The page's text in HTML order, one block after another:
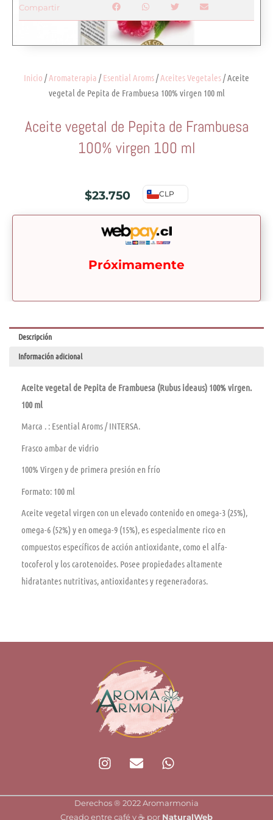
Inicio /Aromaterapia /Esential Aroms/Aceites Vegetales/ Aceite
vegetal de Pepita de Frambuesa 100% virgen 100 ml
Aceite vegetal de Pepita de Frambuesa
100% virgen 100 ml
$23.750 CLP
Próximamente
Compartir
Descripción
Información adicional
Aceite vegetal de Pepita de Frambuesa (Rubus ideaus) 100% virgen.
100 ml
Marca . : Esential Aroms / INTERSA.
Frasco ambar de vidrio
100% Virgen y de primera presión en frío
Formato: 100 ml
Aceite vegetal virgen con un elevado contenido en omega-3 (25%),
omega-6 (52%) y en omega-9 (15%), es especialmente rico en
compuestos específicos de acción antioxidante, como el alfa-
tocoferol y los carotenoides. Posee propiedades altamente
hidratantes nutritivas, antioxidantes y regeneradoras.
I
n
t
a
E
n
e
l
W
h
t
s
Derechos ®️ 2022 Aromarmonia
Creado entre café y ☕ por NaturalWeb